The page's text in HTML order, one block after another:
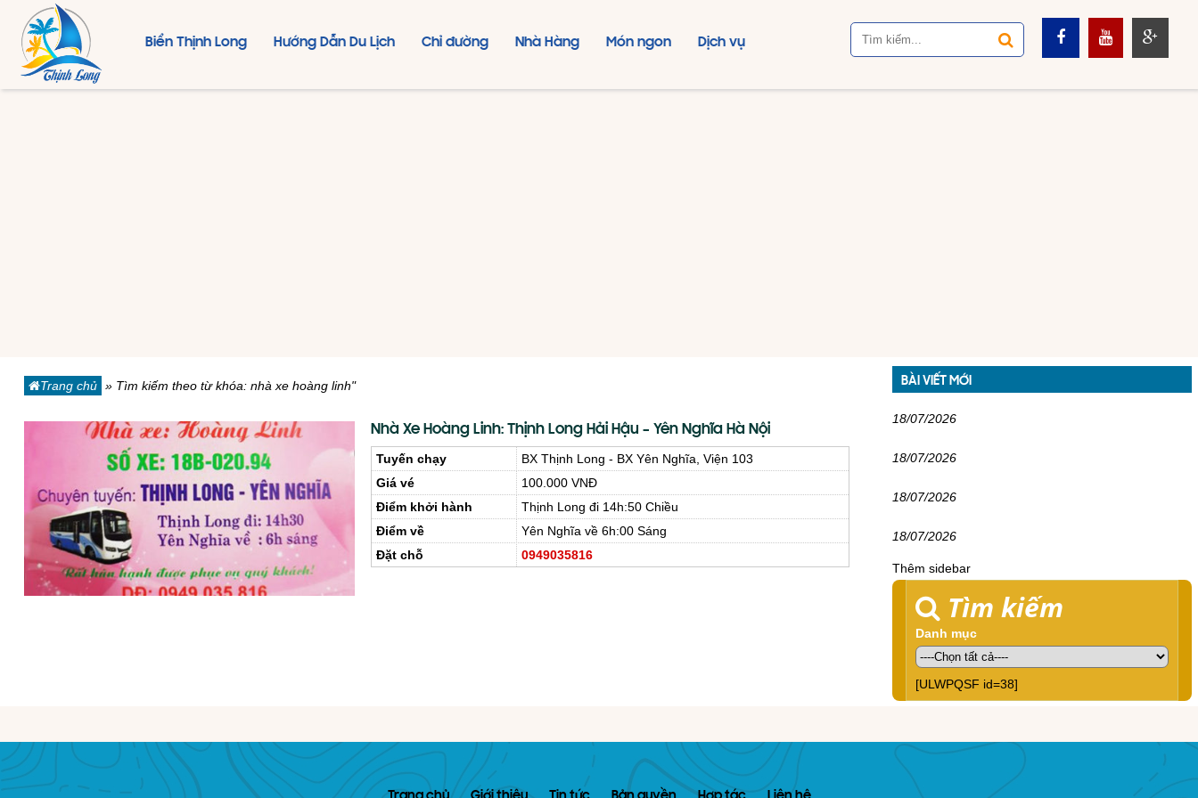
Biển Thịnh Long Hướng Dẫn Du Lịch Chỉ đường Nhà Hàng Món ngon Dịch vụ
Trang chủ » Tìm kiếm theo từ khóa: nhà xe hoàng linh"
Nhà Xe Hoàng Linh: Thịnh Long Hải Hậu – Yên Nghĩa Hà Nội
Tuyến chạy
BX Thịnh Long - BX Yên Nghĩa, Viện 103
Giá vé
100.000 VNĐ
Điểm khởi hành
Thịnh Long đi 14h:50 Chiều
Điểm về
Yên Nghĩa về 6h:00 Sáng
Đặt chỗ
0949035816
BÀI VIẾT MỚI
18/07/2026
18/07/2026
18/07/2026
18/07/2026
Thêm sidebar
Tìm kiếm
Danh mục
[ULWPQSF id=38]